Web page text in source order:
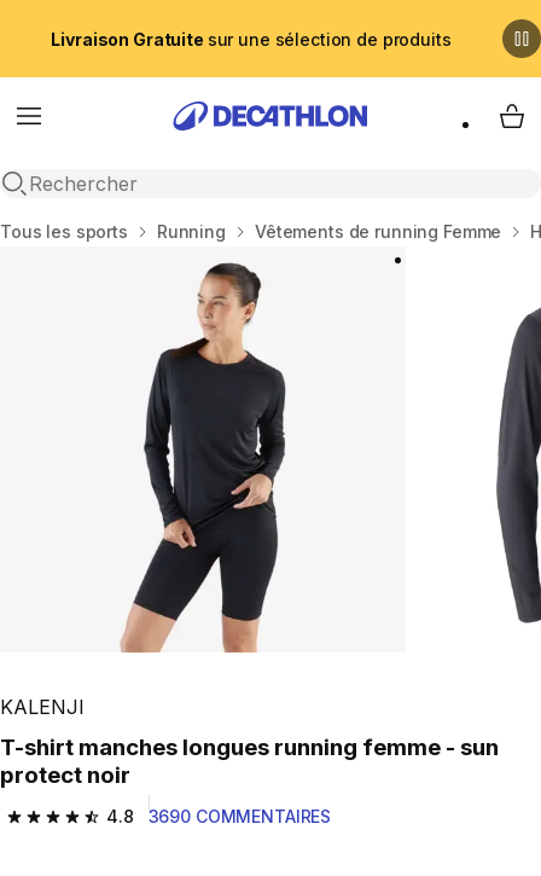
Livraison Gratuite sur une sélection de produits
Menu
Recherche ouverte
My
Accueil
Tous les sports Running Vêtements de running Femme
KALENJI
T-shirt manches longues running femme - sun
protect noir
4.8
4.8 out of 5 stars from 3690 reviews
3690 COMMENTAIRES